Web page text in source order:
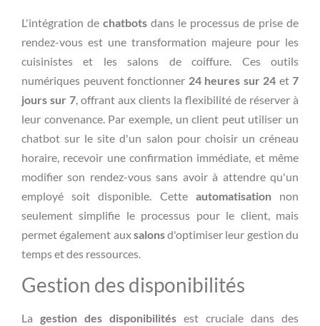
L'intégration de chatbots dans le processus de prise de
rendez-vous est une transformation majeure pour les
cuisinistes et les salons de coiffure. Ces outils
numériques peuvent fonctionner 24 heures sur 24 et 7
jours sur 7, offrant aux clients la flexibilité de réserver à
leur convenance. Par exemple, un client peut utiliser un
chatbot sur le site d'un salon pour choisir un créneau
horaire, recevoir une confirmation immédiate, et même
modifier son rendez-vous sans avoir à attendre qu'un
employé soit disponible. Cette automatisationnon
seulement simplifie le processus pour le client, mais
permet également auxsalonsd'optimiser leur gestion du
temps et des ressources.
Gestion des disponibilités
La gestion des disponibilités est cruciale dans des